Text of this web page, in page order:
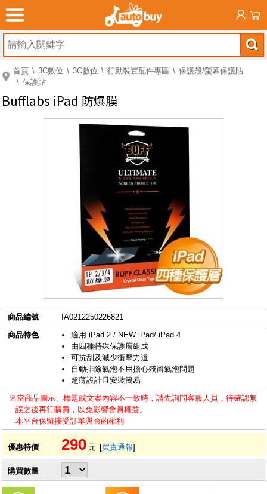
首頁 3C數位 3C數位 行動裝置配件專區
保護殼/螢幕保護貼
保護貼
Bufflabs iPad 防爆膜
商品編號
IA0212250226821
商品特色
適用 iPad 2 / NEW iPad/ iPad 4
由四種特殊保護層組成
可抗刮及減少衝擊力道
自動排除氣泡不用擔心殘留氣泡問題
超薄設計且安裝簡易
※當商品圖示、標題或文案內容不一致時，請先詢問客服人員，待確認無
誤之後再行購買，以免影響會員權益。
本平台保留接受訂單與否的權利
優惠特價 290 元 [買貴通報]
購買數量